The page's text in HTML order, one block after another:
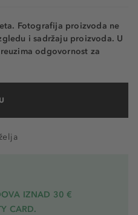
Fotografija proizvoda ne
i sadržaju proizvoda. U
odgovornost za
IZNAD 30 €
CARD.